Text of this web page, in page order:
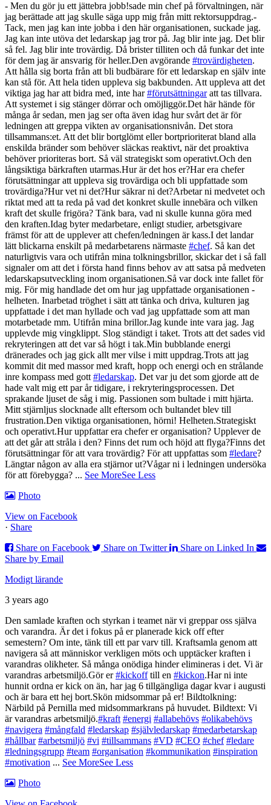
- Men du gör ju ett jättebra jobb!sade min chef på förvaltningen, när
jag berättade att jag skulle säga upp mig från mitt rektorsuppdrag.-
Tack, men jag kan inte jobba i den här organisationen, suckade jag.
Jag kan inte utöva det ledarskap jag tror på. Jag blir inte jag. Det blir
så fel. Jag blir inte trovärdig. Då brister tilliten och då funkar det inte
för dem jag är ansvarig för heller.Den avgörande #trovärdigheten.
Att hålla sig borta från att bli budbärare för ett ledarskap en själv inte
kan stå för. Att hela tiden uppleva sig bakbunden. Att uppleva att det
viktiga jag har att bidra med, inte har#förutsättningaratt tas tillvara.
Att systemet i sig stänger dörrar och omöjliggör.Det här hände för
många år sedan, men jag ser ofta även idag hur svårt det är för
ledningen att greppa vikten av organisationsnivån. Det stora
tillsammans:et. Att det blir bortglömt eller bortprioriterat bland alla
enskilda bränder som behöver släckas reaktivt, när det proaktiva
behöver prioriteras bort. Så väl strategiskt som operativt.Och den
långsiktiga bärkraften utarmas.Hur är det hos er?Har era chefer
förutsättningar att uppleva sig trovärdiga och bli uppfattade som
trovärdiga?Hur vet ni det?Hur säkrar ni det?Arbetar ni medvetet och
riktat med att ta reda på vad det konkret skulle innebära och vilken
kraft det skulle frigöra? Tänk bara, vad ni skulle kunna göra med
den kraften.Idag byter medarbetare, enligt studier, arbetsgivare
främst för att de upplever att chefen/ledningen är kass.I det landar
lätt blickarna enskilt på medarbetarens närmaste #chef. Så kan det
naturligtvis vara och utifrån mina tolkningsbrillor, skickar det i så fall
signaler om att det i första hand finns behov av att satsa på medveten
ledarskapsutveckling inom organisationen.Så var dock inte fallet för
mig. För mig handlade det om hur jag uppfattade organisationen -
helheten. Inarbetad tröghet i sätt att tänka och driva, kulturen jag
uppfattade i det man hyllade och vad jag uppfattade som att man
motarbetade mm. Utifrån mina brillor.Jag kunde inte vara jag. Jag
upplevde mig vingklippt. Slog ständigt i taket. Trots att det sades vid
rekryteringen att det var så högt i tak.Min bubblande energi
dränerades och jag gick allt mer vilse i mitt uppdrag.Trots att jag
kommit dit med massor med kraft, hopp och energi och en strålande
inre kompass med gott#ledarskap. Det var ju det som gjorde att de
hade valt mig ett par år tidigare, i rekryteringsprocessen. Det
sprakande ljuset de såg i mig. Passionen som bultade i mitt hjärta.
Mitt stjärnljus slocknade allt eftersom och bultandet blev till
frustration.Den viktiga organisationen, hörni! Helheten.Strategiskt
och operativt.Hur uppfattar era chefer er organisation? Upplever de
att det går att stråla i den? Finns det rum och höjd att flyga?Finns det
förutsättningar för att vara trovärdig? För att uppfattas som #ledare?
Längtar någon av alla era stjärnor ut?Vågar ni i ledningen undersöka
för att förebygga? ... See MoreSee Less
Photo
View on Facebook
· Share
Share on Facebook
Share on Twitter
Share on Linked In
Share by Email
Modigt lärande
3 years ago
Den samlade kraften och styrkan i teamet när vi greppar oss själva
och varandra. Är det i fokus på er planerade kick off efter
semestern? Om inte, tänk till ett par varv till. Kraftsamla genom att
navigera så att människor verkligen möts och upptäcker kraften i
varandras olikheter. Så många onödiga hinder elimineras i det. Vi är
varandras arbetsmiljö.Gör er#kickofftill en #kickon.Har ni inte
hunnit ordna er kick on än, har jag 6 tillgängliga dagar kvar i augusti
och är bara ett hej bort.Skön midsommar på er! Bildtolkning:
Närbild på Pernilla med midsommarkrans på huvudet. Bildtext: Vi
är varandras arbetsmiljö.#kraft #energi #allabehövs #olikabehövs
#navigera #mångfald #ledarskap #självledarskap #medarbetarskap
#hållbar #arbetsmiljö #vi #tillsammans #VD #CEO #chef #ledare
#ledningsgrupp #team #organisation #kommunikation #inspiration
#motivation ... See MoreSee Less
Photo